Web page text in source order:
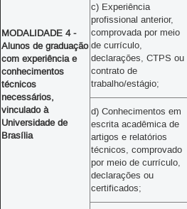
MODALIDADE 4 -
Alunos de graduação
com experiência e
conhecimentos
técnicos
necessários,
vinculado à
Universidade de
Brasília
c) Experiência
profissional anterior,
comprovada por meio
de currículo,
declarações, CTPS ou
contrato de
trabalho/estágio;
d) Conhecimentos em
escrita acadêmica de
artigos e relatórios
técnicos, comprovado
por meio de currículo,
declarações ou
certificados;